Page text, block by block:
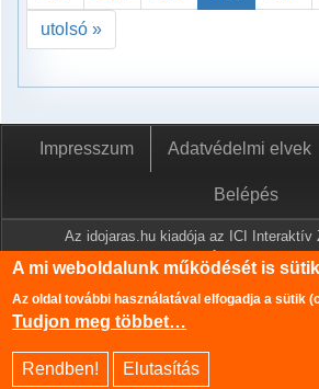
utolsó »
Impresszum Adatvédelmi elvek
Belépés
Az idojaras.hu kiadója az ICI Interaktív
fenntartva.
A www.idojaras.hu oldalon megjelenő
szóló 1999. évi LXXVI. törvény
írásos engedélye nélkül tilos
Az oldalon található információk
Meteorológiai Szolgálat adatbázisa is
A mi weboldalunk működését is
Az oldal további használatával elfogadja a sütik
Tudjon meg többet…
Rendben! Elutasítás